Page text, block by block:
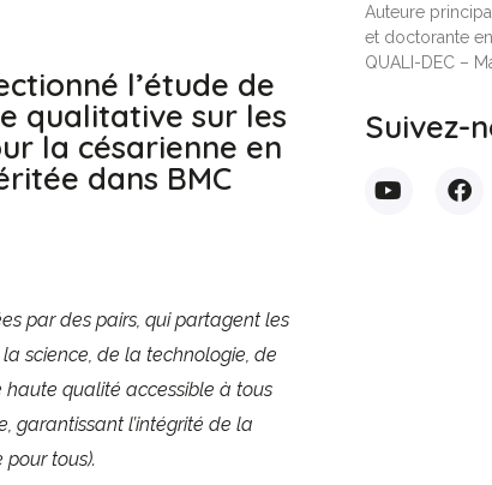
l’étude de
qualitative sur les
la césarienne en
dans BMC
par des pairs, qui partagent les
science, de la technologie, de
haute qualité accessible à tous
garantissant l’intégrité de la
tous).
Auteure
et doctorante
QUALI-DEC –
Suivez-